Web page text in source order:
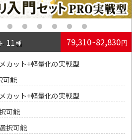
11 79,310~82,830
カット+軽量化の実戦型
可能
カット+軽量化の実戦型
可能
択可能